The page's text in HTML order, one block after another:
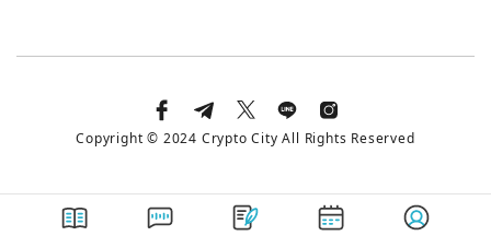
Copyright © 2024 Crypto City All Rights Reserved